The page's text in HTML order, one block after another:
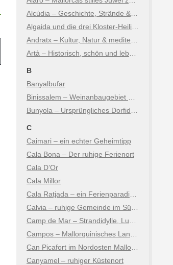
Search
B
Banyalbufar
C
Caimari – ein echter Geheimtipp
Cala Bona – Der ruhige Ferienort
Cala D’Or
Cala Millor
Canyamel – ruhiger Küstenort